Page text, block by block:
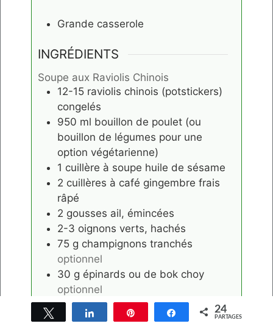
Grande casserole
INGRÉDIENTS
Soupe aux Raviolis Chinois
12-15 raviolis chinois (potstickers)
congelés
950 ml bouillon de poulet (ou
bouillon de légumes pour une
option végétarienne)
1 cuillère à soupe huile de sésame
2 cuillères à café gingembre frais
râpé
2 gousses ail, émincées
2-3 oignons verts, hachés
75 g champignons tranchés
optionnel
30 g épinards ou de bok choy
optionnel
1 cuillère à soupe vinaigre de riz
optionnel
Tweetez Partagez Épingle Partagez24
PARTAGES